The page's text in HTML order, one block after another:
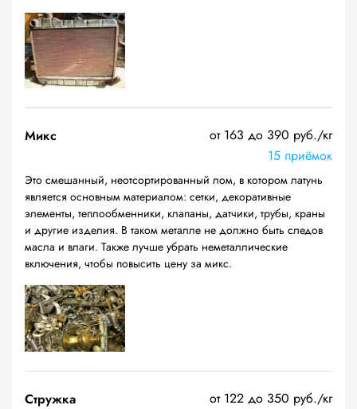
Микс
от 163 до 390 руб./кг
15 приёмок
Это смешанный, неотсортированный лом, в котором латунь
является основным материалом: сетки, декоративные
элементы, теплообменники, клапаны, датчики, трубы, краны
и другие изделия. В таком металле не должно быть следов
масла и влаги. Также лучше убрать неметаллические
включения, чтобы повысить цену за микс.
Стружка
от 122 до 350 руб./кг